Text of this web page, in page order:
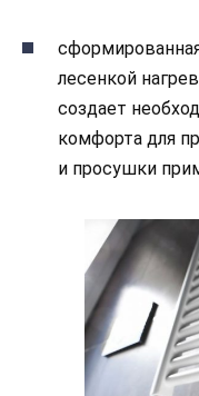
лесенкой
создает
комфорта для
и просушки